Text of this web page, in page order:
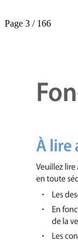
Page 3 / 166